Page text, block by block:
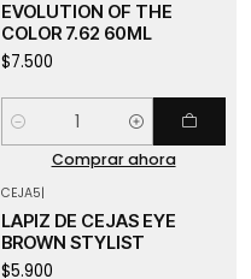
EVOLUTION OF THE
COLOR 7.62 60ML
$7.500
Cantidad
Comprar ahora
CEJA5|
LAPIZ DE CEJAS EYE
BROWN STYLIST
$5.900